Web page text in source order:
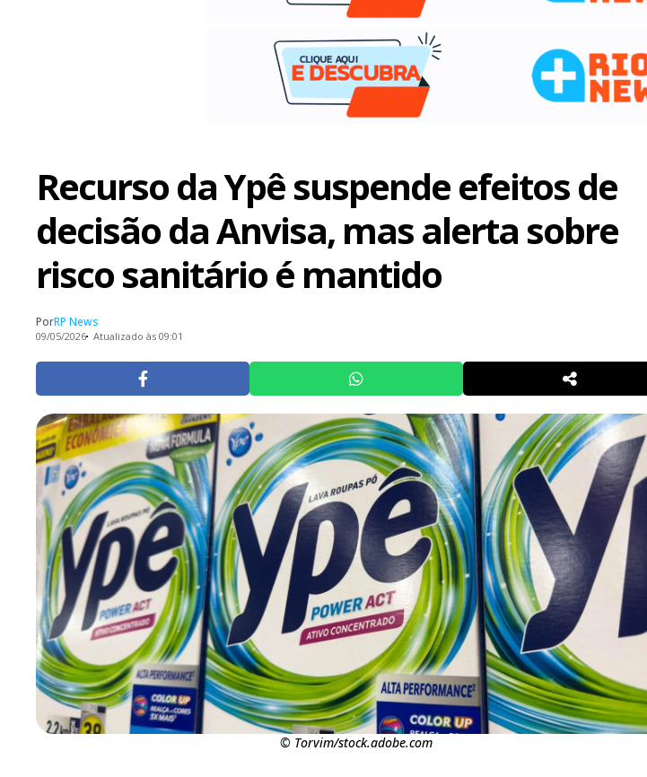
Recurso da Ypê suspende efeitos de
decisão da Anvisa, mas alerta sobre
risco sanitário é mantido
PorRP News
09/05/2026 Atualizado às 09:01
© Torvim/stock.adobe.com